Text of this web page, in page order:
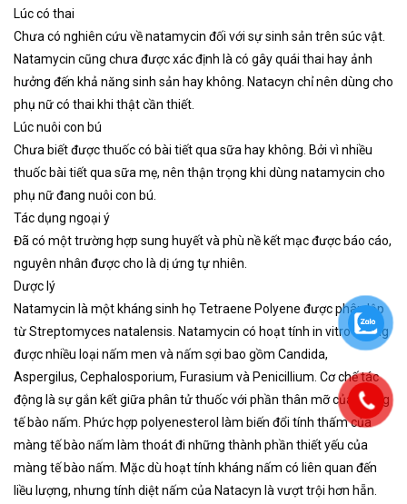
Lúc có thai
Chưa có nghiên cứu về natamycin đối với sự sinh sản trên súc vật.
Natamycin cũng chưa được xác định là có gây quái thai hay ảnh
hưởng đến khả năng sinh sản hay không. Natacyn chỉ nên dùng cho
phụ nữ có thai khi thật cần thiết.
Lúc nuôi con bú
Chưa biết được thuốc có bài tiết qua sữa hay không. Bởi vì nhiều
thuốc bài tiết qua sữa mẹ, nên thận trọng khi dùng natamycin cho
phụ nữ đang nuôi con bú.
Tác dụng ngoại ý
Đã có một trường hợp sung huyết và phù nề kết mạc được báo cáo,
nguyên nhân được cho là dị ứng tự nhiên.
Dược lý
Natamycin là một kháng sinh họ Tetraene Polyene được phân lập
từ Streptomyces natalensis. Natamycin có hoạt tính in vitro kháng
được nhiều loại nấm men và nấm sợi bao gồm Candida,
Aspergilus, Cephalosporium, Furasium và Penicillium. Cơ chế tác
động là sự gắn kết giữa phân tử thuốc với phần thân mỡ của màng
tế bào nấm. Phức hợp polyenesterol làm biến đổi tính thấm của
màng tế bào nấm làm thoát đi những thành phần thiết yếu của
màng tế bào nấm. Mặc dù hoạt tính kháng nấm có liên quan đến
liều lượng, nhưng tính diệt nấm của Natacyn là vượt trội hơn hẵn.